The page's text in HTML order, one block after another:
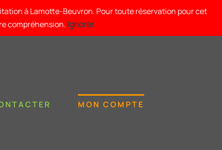
à Lamotte-Beuvron. Pour toute réservation pour cet
compréhension. Ignorer
MON COMPTE